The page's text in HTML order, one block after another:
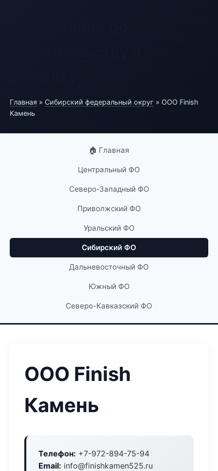
Главная » Сибирский федеральный округ » ООО Finish
Камень
🏠 Главная
Центральный ФО
Северо-Западный ФО
Приволжский ФО
Уральский ФО
Сибирский ФО
Дальневосточный ФО
Южный ФО
Северо-Кавказский ФО
ООО Finish
Камень
Телефон: +7-972-894-75-94
Email: info@finishkamen525.ru